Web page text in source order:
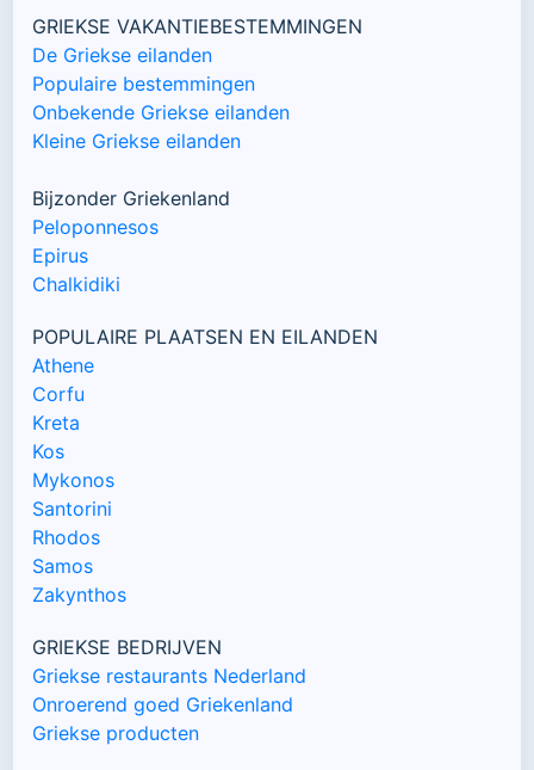
GRIEKSE VAKANTIEBESTEMMINGEN
De Griekse eilanden
Populaire bestemmingen
Onbekende Griekse eilanden
Kleine Griekse eilanden
Bijzonder Griekenland
Peloponnesos
Epirus
Chalkidiki
POPULAIRE PLAATSEN EN EILANDEN
Athene
Corfu
Kreta
Kos
Mykonos
Santorini
Rhodos
Samos
Zakynthos
GRIEKSE BEDRIJVEN
Griekse restaurants Nederland
Onroerend goed Griekenland
Griekse producten